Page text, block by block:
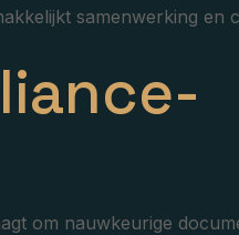
samenwerking en
om nauwkeurige